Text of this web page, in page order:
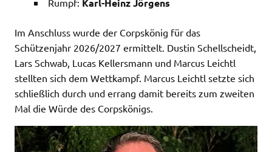
Karl-Heinz Jörgens
Im Anschluss wurde der Corpskönig für das
Schützenjahr 2026/2027 ermittelt. Dustin Schellscheidt,
Lars Schwab, Lucas Kellersmann und Marcus Leichtl
stellten sich dem Wettkampf. Marcus Leichtl setzte sich
schließlich durch und errang damit bereits zum zweiten
Mal die Würde des Corpskönigs.